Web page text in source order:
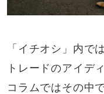
「 イチオシ 」内で
トレードのアイデ
コラムではその中